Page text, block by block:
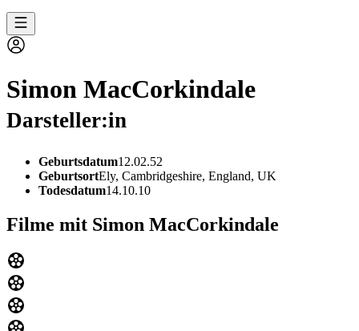
Simon MacCorkindale
Darsteller:in
Geburtsdatum12.02.52
GeburtsortEly, Cambridgeshire, England, UK
Todesdatum14.10.10
Filme mit Simon MacCorkindale